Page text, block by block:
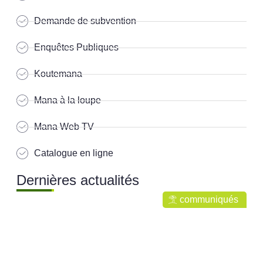
Demande de subvention
Enquêtes Publiques
Koutemana
Mana à la loupe
Mana Web TV
Catalogue en ligne
Dernières actualités
communiqués